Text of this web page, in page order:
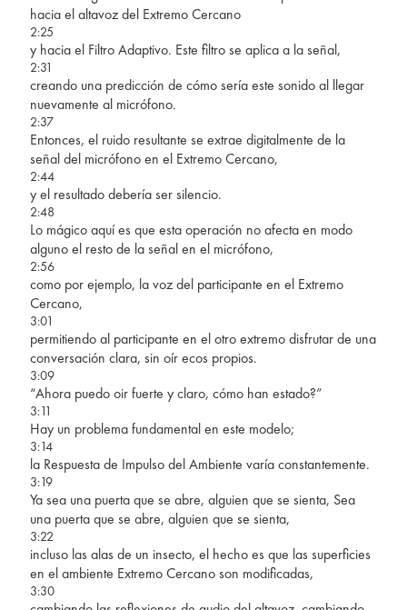
hacia el altavoz del Extremo Cercano
2:25
y hacia el Filtro Adaptivo. Este filtro se aplica a la señal,
2:31
creando una predicción de cómo sería este sonido al llegar
nuevamente al micrófono.
2:37
Entonces, el ruido resultante se extrae digitalmente de la
señal del micrófono en el Extremo Cercano,
2:44
y el resultado debería ser silencio.
2:48
Lo mágico aquí es que esta operación no afecta en modo
alguno el resto de la señal en el micrófono,
2:56
como por ejemplo, la voz del participante en el Extremo
Cercano,
3:01
permitiendo al participante en el otro extremo disfrutar de una
conversación clara, sin oír ecos propios.
3:09
“Ahora puedo oir fuerte y claro, cómo han estado?”
3:11
Hay un problema fundamental en este modelo;
3:14
la Respuesta de Impulso del Ambiente varía constantemente.
3:19
Ya sea una puerta que se abre, alguien que se sienta, Sea
una puerta que se abre, alguien que se sienta,
3:22
incluso las alas de un insecto, el hecho es que las superficies
en el ambiente Extremo Cercano son modificadas,
3:30